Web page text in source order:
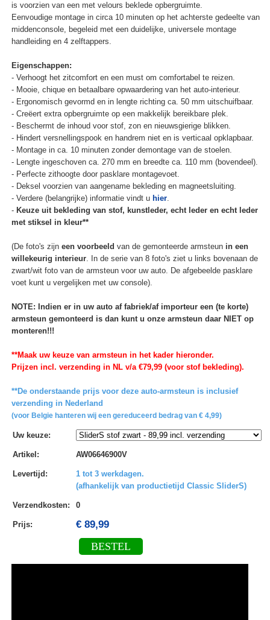
is voorzien van een met velours beklede opbergruimte.
Eenvoudige montage in circa 10 minuten op het achterste gedeelte van
middenconsole, begeleid met een duidelijke, universele montage
handleiding en 4 zelftappers.
Eigenschappen:
- Verhoogt het zitcomfort en een must om comfortabel te reizen.
- Mooie, chique en betaalbare opwaardering van het auto-interieur.
- Ergonomisch gevormd en in lengte richting ca. 50 mm uitschuifbaar.
- Creëert extra opbergruimte op een makkelijk bereikbare plek.
- Beschermt de inhoud voor stof, zon en nieuwsgierige blikken.
- Hindert versnellingspook en handrem niet en is verticaal opklapbaar.
- Montage in ca. 10 minuten zonder demontage van de stoelen.
- Lengte ingeschoven ca. 270 mm en breedte ca. 110 mm (bovendeel).
- Perfecte zithoogte door pasklare montagevoet.
- Deksel voorzien van aangename bekleding en magneetsluiting.
- Verdere (belangrijke) informatie vindt u hier.
- Keuze uit bekleding van stof, kunstleder, echt leder en echt leder
met stiksel in kleur**
(De foto's zijn een voorbeeld van de gemonteerde armsteun in een
willekeurig interieur. In de serie van 8 foto's ziet u links bovenaan de
zwart/wit foto van de armsteun voor uw auto. De afgebeelde pasklare
voet kunt u vergelijken met uw console).
NOTE: Indien er in uw auto af fabriek/af importeur een (te korte)
armsteun gemonteerd is dan kunt u onze armsteun daar NIET op
monteren!!!
**Maak uw keuze van armsteun in het kader hieronder.
Prijzen incl. verzending in NL v/a €79,99 (voor stof bekleding).
**De onderstaande prijs voor deze auto-armsteun is inclusief
verzending in Nederland
(voor Belgie hanteren wij een gereduceerd bedrag van € 4,99)
Uw keuze:
Artikel : AW06646900V
Levertijd :
1 tot 3 werkdagen.
(afhankelijk van productietijd Classic SliderS)
Verzendkosten: 0
Prijs: € 89,99
BESTEL